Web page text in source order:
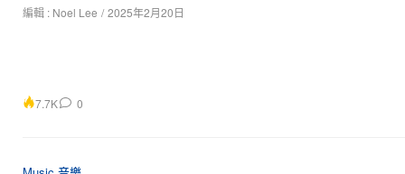
編輯 : Noel Lee / 2025年2月20日
7.7K 0